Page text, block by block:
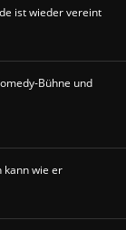
ist wieder vereint
Bühne und
kann wie er